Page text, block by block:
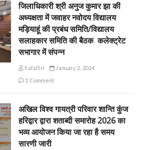
जिलाधिकारी श्री अनुज कुमार झा की
अध्यक्षता में जवाहर नवोदय विद्यालय
मड़ियाहूं की प्रबंध समिति/विद्यालय
सलाहकार समिति की बैठक कलेक्ट्रेट
सभागार में संपन्न
SafalSri
January 2, 2024
1 Comment
अखिल विश्व गायत्री परिवार शान्ति कुंज
हरिद्वार द्वारा शताब्दी समारोह 2026 का
भव्य आयोजन किया जा रहा है समय
सारणी जारी